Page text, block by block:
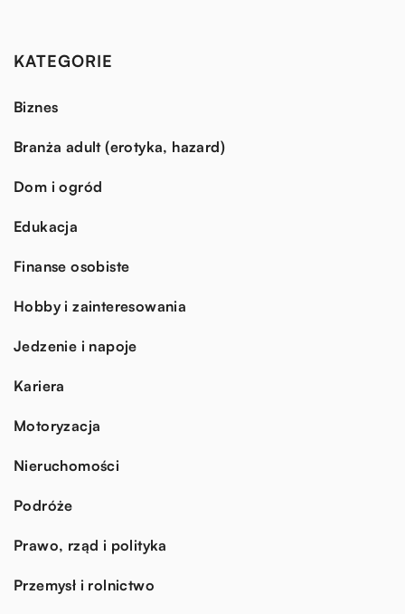
KATEGORIE
Biznes
Branża adult (erotyka, hazard)
Dom i ogród
Edukacja
Finanse osobiste
Hobby i zainteresowania
Jedzenie i napoje
Kariera
Motoryzacja
Nieruchomości
Podróże
Prawo, rząd i polityka
Przemysł i rolnictwo